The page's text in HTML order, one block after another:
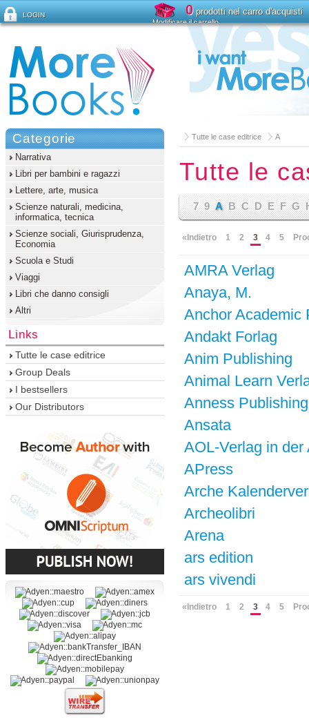
Tutte le case editrice A
Tutte le
7 9 A B C D E F G
«Indietro 1 2 3 4 5
AMRA Verlag
Anaya, M.
Anchor Academic
Andakt Forlag
Anim Publishing
Animal Learn
Anness Publishing
Ansata
AOL-Verlag in
APress
Arche
Archeolibri
Arena
ars edition
ars vivendi
«Indietro 1 2 3 4 5
Categorie
Narrativa
Libri per bambini e ragazzi
Lettere, arte, musica
Scienze naturali, medicina,
informatica, tecnica
Scienze sociali, Giurisprudenza,
Economia
Scuola e Studi
Viaggi
Libri che danno consigli
Altri
Links
Tutte le case editrice
Group Deals
I bestsellers
Our Distributors
LOGIN
Ha dimenticato la password?
0prodotti nel carro d'acquisti
Modificare il carrello